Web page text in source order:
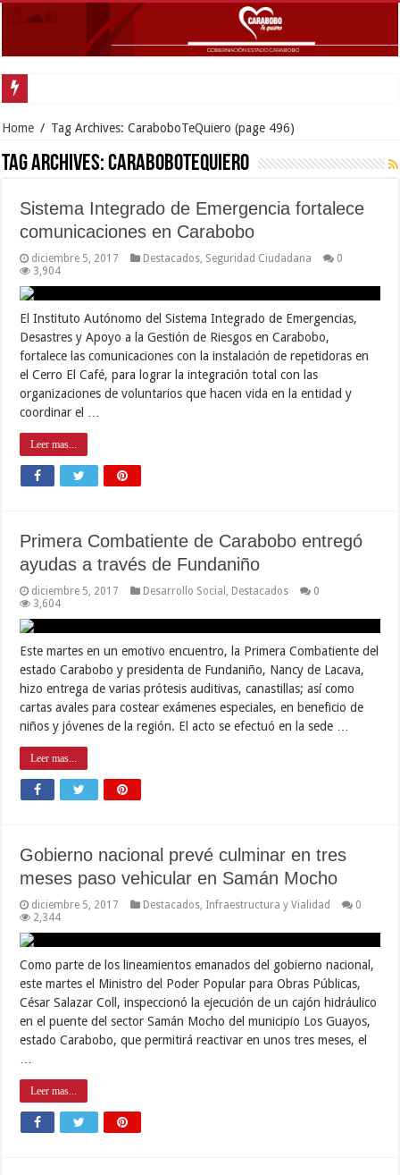
Home / Tag Archives: CaraboboTeQuiero (page 496)
Tag Archives:CaraboboTeQuiero
Sistema Integrado de Emergencia fortalece
comunicaciones en Carabobo
diciembre 5, 2017 Destacados Seguridad Ciudadana
0
3,904
El Instituto Autónomo del Sistema Integrado de Emergencias,
Desastres y Apoyo a la Gestión de Riesgos en Carabobo,
fortalece las comunicaciones con la instalación de repetidoras en
el Cerro El Café, para lograr la integración total con las
organizaciones de voluntarios que hacen vida en la entidad y
coordinar el …
Leer mas...
Primera Combatiente de Carabobo entregó
ayudas a través de Fundaniño
diciembre 5, 2017 Desarrollo Social Destacados
0
3,604
Este martes en un emotivo encuentro, la Primera Combatiente del
estado Carabobo y presidenta de Fundaniño, Nancy de Lacava,
hizo entrega de varias prótesis auditivas, canastillas; así como
cartas avales para costear exámenes especiales, en beneficio de
niños y jóvenes de la región. El acto se efectuó en la sede …
Leer mas...
Gobierno nacional prevé culminar en tres
meses paso vehicular en Samán Mocho
diciembre 5, 2017 Destacados Infraestructura y Vialidad
0
2,344
Como parte de los lineamientos emanados del gobierno nacional,
este martes el Ministro del Poder Popular para Obras Públicas,
César Salazar Coll, inspeccionó la ejecución de un cajón hidráulico
en el puente del sector Samán Mocho del municipio Los Guayos,
estado Carabobo, que permitirá reactivar en unos tres meses, el
Leer mas...